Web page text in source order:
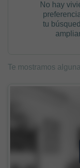
No hay
tu
Te mostramos